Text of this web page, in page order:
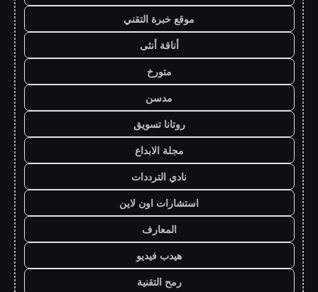
موقع خبرة التقني
أناقة أنثى
متورخ
مدسن
روتانا تسويق
مجلة الابداع
نادي الترددات
استشارات اون لاين
المعارف
هيدب فيديو
رمح التقنية